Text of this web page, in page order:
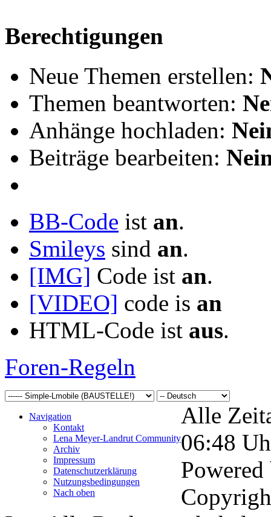
Berechtigungen
Neue Themen erstellen:
Themen beantworten:
Anhänge hochladen:
Beiträge bearbeiten:
BB-Code ist an.
Smileys sind an.
[IMG] Code ist an.
[VIDEO] code is an
HTML-Code ist aus.
Foren-Regeln
Navigation
Kontakt
Lena Meyer-Landrut Community
Archiv
Impressum
Datenschutzerklärung
Nutzungsbedingungen
Nach oben
Alle
06:48